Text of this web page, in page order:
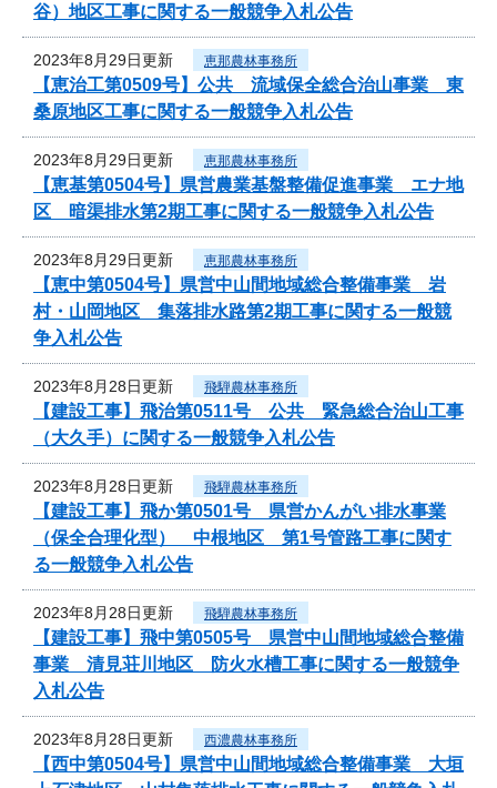
谷）地区工事に関する一般競争入札公告
2023年8月29日更新 恵那農林事務所
【恵治工第0509号】公共 流域保全総合治山事業 東
桑原地区工事に関する一般競争入札公告
2023年8月29日更新 恵那農林事務所
【恵基第0504号】県営農業基盤整備促進事業 エナ地
区 暗渠排水第2期工事に関する一般競争入札公告
2023年8月29日更新 恵那農林事務所
【恵中第0504号】県営中山間地域総合整備事業 岩
村・山岡地区 集落排水路第2期工事に関する一般競
争入札公告
2023年8月28日更新 飛騨農林事務所
【建設工事】飛治第0511号 公共 緊急総合治山工事
（大久手）に関する一般競争入札公告
2023年8月28日更新 飛騨農林事務所
【建設工事】飛か第0501号 県営かんがい排水事業
（保全合理化型） 中根地区 第1号管路工事に関す
る一般競争入札公告
2023年8月28日更新 飛騨農林事務所
【建設工事】飛中第0505号 県営中山間地域総合整備
事業 清見荘川地区 防火水槽工事に関する一般競争
入札公告
2023年8月28日更新 西濃農林事務所
【西中第0504号】県営中山間地域総合整備事業 大垣